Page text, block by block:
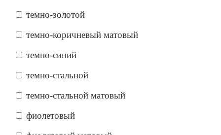
темно-золотой
темно-коричневый матовый
темно-синий
темно-стальной
темно-стальной матовый
фиолетовый